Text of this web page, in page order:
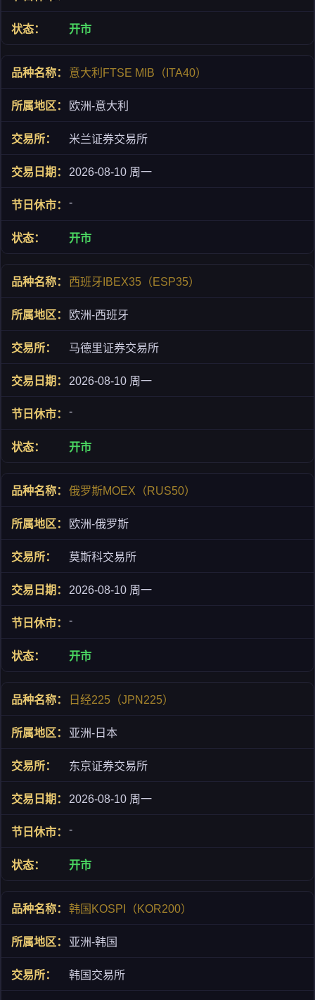
开市
意大利FTSE MIB（ITA40）
欧洲-意大利
米兰证券交易所
2026-08-10 周一
-
开市
西班牙IBEX35（ESP35）
欧洲-西班牙
马德里证券交易所
2026-08-10 周一
-
开市
俄罗斯MOEX（RUS50）
欧洲-俄罗斯
莫斯科交易所
2026-08-10 周一
-
开市
日经225（JPN225）
亚洲-日本
东京证券交易所
2026-08-10 周一
-
开市
韩国KOSPI（KOR200）
亚洲-韩国
韩国交易所